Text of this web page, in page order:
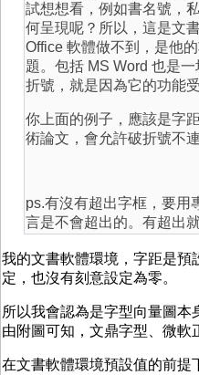
試想想看，例如書名號，
何呈現呢？所以，這是文
Office 軟體做不到，是他
題。包括 MS Word 也是
折號，就是因為它的功能受
你上面的例子，應該是字
術論文，會允許破折號不連
ps.有沒有超出字框，要用
言是不會超出的。有超出就
我的文書軟體環境，字距是預
定，也沒有刻意設定為零。
所以我會認為是字型向量圖
由附圖可知，文鼎字型、微軟
在文書軟體環境預設值的前提